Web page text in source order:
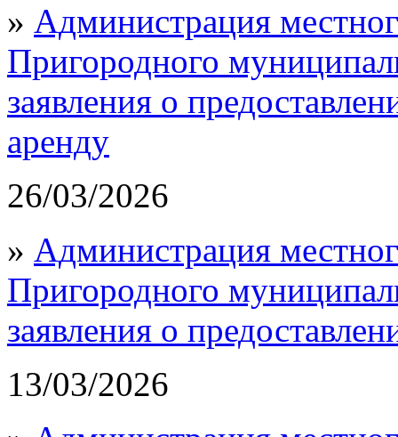
» Администрация
Пригородного
заявления о
аренду
26/03/2026
» Администрация
Пригородного
заявления о
13/03/2026